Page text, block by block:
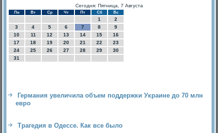
Сегодня: Пятница, 7 Августа
Пн Вт Ср Чт Пт Сб Вс
1
2
3
4 5 6 7 8
9
10
11 12 13 14 15
16
17
18 19 20 21 22
23
24
25 26 27 28 29
30
31
Германия увеличила объем поддержки Украине до 70 млн
евро
Трагедия в Одессе. Как все было